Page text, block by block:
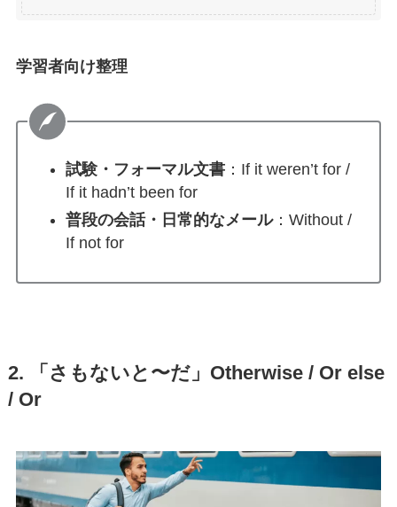
学習者向け整理
試験・フォーマル文書：If it weren’t for /
If it hadn’t been for
普段の会話・日常的なメール：Without /
If not for
2. 「さもないと〜だ」Otherwise / Or else
/ Or